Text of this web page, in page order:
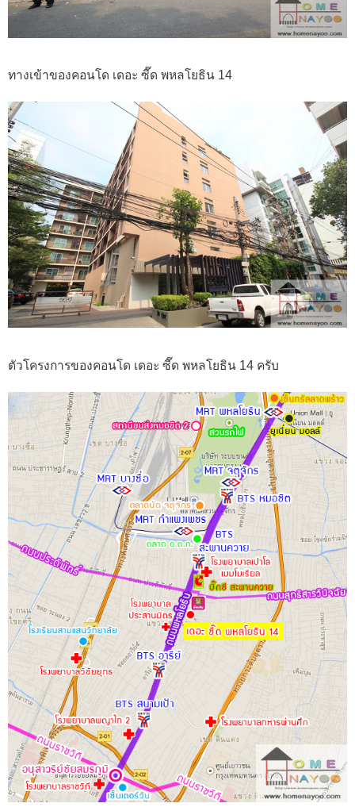
ทางเข้าของคอนโด เดอะ ซี๊ด พหลโยธิน 14
ตัวโครงการของคอนโด เดอะ ซี๊ด พหลโยธิน 14 ครับ